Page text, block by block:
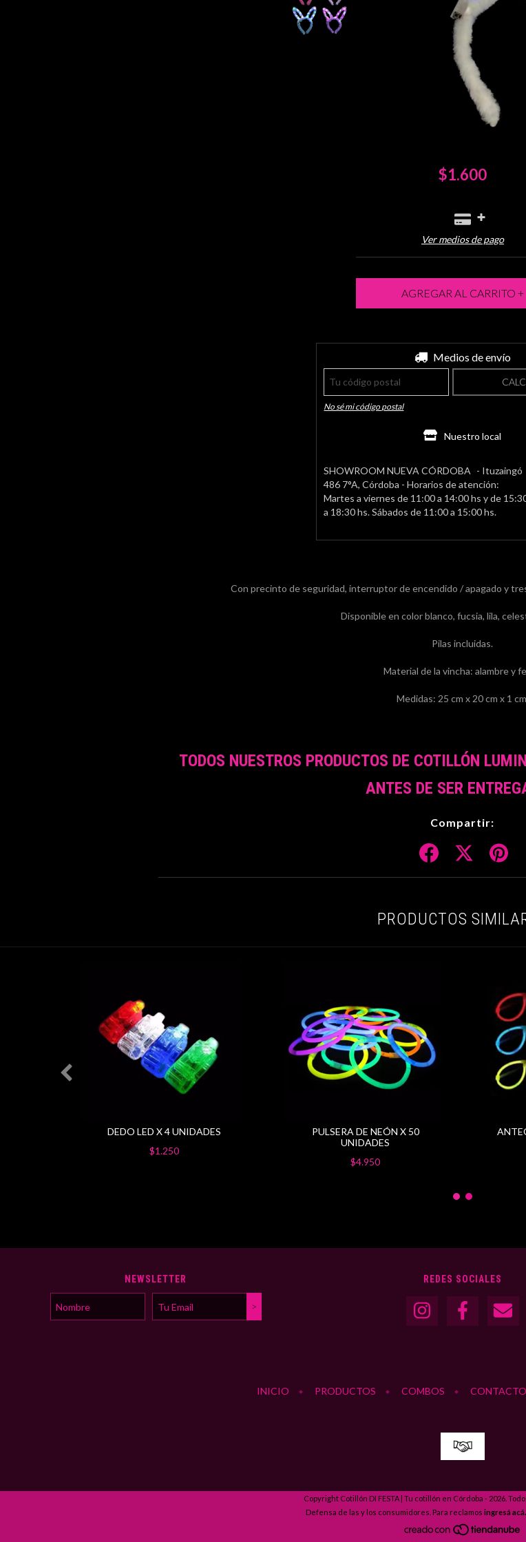
$1.600
Ver medios de pago
Medios de envío
No sé mi código postal
Nuestro local
SHOWROOM NUEVA CÓRDOBA - Ituzaingó
486 7°A, Córdoba - Horarios de atención:
Martes a viernes de 11:00 a 14:00 hs y de
a 18:30 hs. Sábados de 11:00 a 15:00 hs.
Con precinto de seguridad, interruptor de encendido / apagado y
Disponible en color blanco, fucsia, lila,
Pilas incluidas.
Material de la vincha: alambre y
Medidas: 25 cm x 20 cm x 1
TODOS NUESTROS PRODUCTOS DE COTILLÓN
ANTES DE SER
Compartir:
PRODUCTOS
DEDO LED X 4 UNIDADES
$1.250
PULSERA DE NEÓN X 50
UNIDADES
$4.950
NEWSLETTER REDES SOCIALES
INICIO PRODUCTOS COMBOS CONTACTO
Copyright Cotillón DI FESTA | Tu cotillón en Córdoba - 2026.
Defensa de las y los consumidores. Para reclamos ingresá acá.